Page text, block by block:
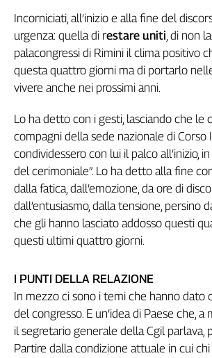
Il
Linea
Economica
Tech
It
Inserti
Idea
Diffusa
InFlai
Le
trasmissioni
tv
in
Progress
L'Italia
nel
Lavoro
Incorniciati, all’inizio e alla fine del
urgenza: quella di restare uniti, di non
palacongressi di Rimini il clima positivo
questa quattro giorni ma di portarlo
vivere anche nei prossimi anni.
Lo ha detto con i gesti, lasciando che le
compagni della sede nazionale di Corso
condividessero con lui il palco all’inizio,
del cerimoniale”. Lo ha detto alla fine
dalla fatica, dall’emozione, da ore di
dall’entusiasmo, dalla tensione, persino
che gli hanno lasciato addosso questi
questi ultimi quattro giorni.
I PUNTI DELLA RELAZIONE
In mezzo ci sono i temi che hanno dato
del congresso. E un’idea di Paese che, a
il segretario generale della Cgil parlava,
Partire dalla condizione attuale in cui